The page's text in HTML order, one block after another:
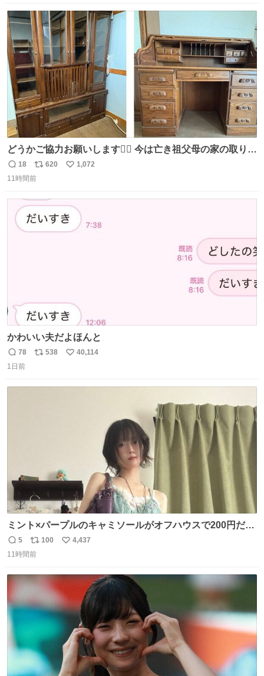
ト
数
数
どうかご協力お願いします🙇‍♂️ 今は亡き祖父母の家の取り壊
しが決まり、どうしても処分して欲しくない食器棚と机の
引き取り手を探しております この2つは私の祖母が当初一
さで亡くなりましたが、この家具達をとても大切にしてお
りました 続く↓
返
信
18
リ
ポ
ト
数
620
い
数
1,072
11時間前
かわいい夫だよほんと
返
信
78
リ
538
い
40,114
1日前
ミント×パープルのキャミソールがオフハウスで200円だっ
た♩
返
信
5
リ
ポ
ト
100
い
数
4,437
11時間前